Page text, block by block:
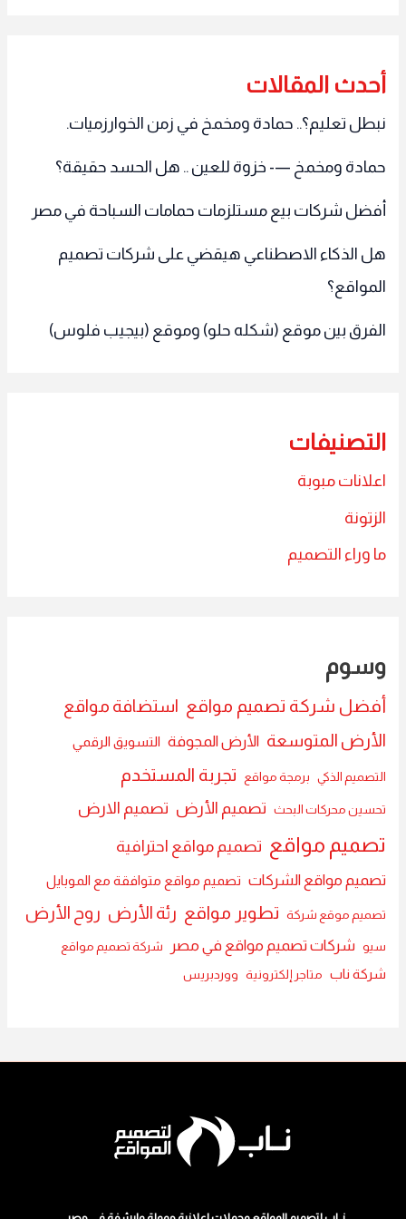
أحدث المقالات
نبطل تعليم؟.. حمادة ومخمخ في زمن الخوارزميات.
حمادة ومخمخ —- خزوة للعين .. هل الحسد حقيقة؟
أفضل شركات بيع مستلزمات حمامات السباحة في مصر
هل الذكاء الاصطناعي هيقضي على شركات تصميم
المواقع؟
الفرق بين موقع (شكله حلو) وموقع (بيجيب فلوس)
التصنيفات
اعلانات مبوبة
الزتونة
ما وراء التصميم
وسوم
أفضل شركة تصميم مواقع استضافة مواقع
الأرض المتوسعة الأرض المجوفة التسويق الرقمي
التصميم الذكي برمجة مواقع تجربة المستخدم
تحسين محركات البحث تصميم الأرض تصميم الارض
تصميم مواقع تصميم مواقع احترافية
تصميم مواقع الشركات تصميم مواقع متوافقة مع الموبايل
تصميم موقع شركة تطوير مواقع رئة الأرض روح الأرض
سيو شركات تصميم مواقع في مصر شركة تصميم مواقع
شركة ناب متاجر إلكترونية ووردبريس